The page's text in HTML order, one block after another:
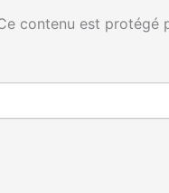
contenu est protégé